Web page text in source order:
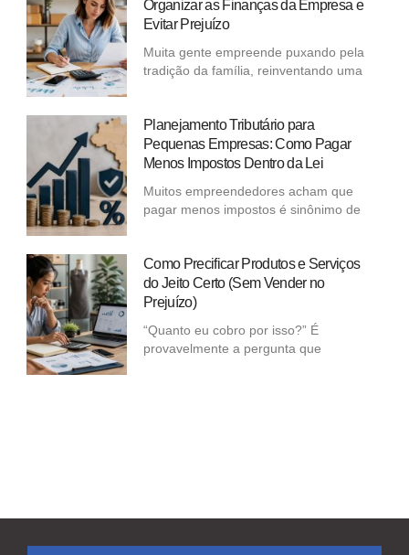
Organizar as Finanças da Empresa e
Evitar Prejuízo
Muita gente empreende puxando pela
tradição da família, reinventando uma
Planejamento Tributário para
Pequenas Empresas: Como Pagar
Menos Impostos Dentro da Lei
Muitos empreendedores acham que
pagar menos impostos é sinônimo de
Como Precificar Produtos e Serviços
do Jeito Certo (Sem Vender no
Prejuízo)
“Quanto eu cobro por isso?” É
provavelmente a pergunta que